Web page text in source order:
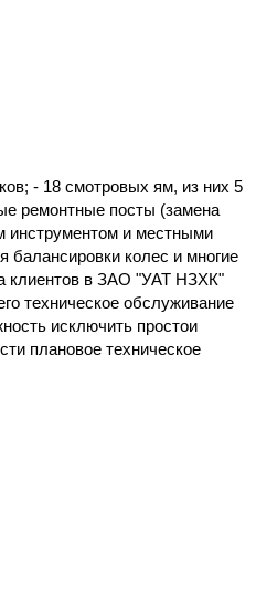
- 18 смотровых ям, из них 5
ремонтные посты (замена
инструментом и местными
колес и многие
клиентов в ЗАО "УАТ НЗХК"
техническое обслуживание
исключить простои
плановое техническое